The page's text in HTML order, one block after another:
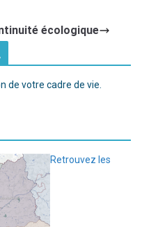
écologique
de votre cadre de vie.
Retrouvez les